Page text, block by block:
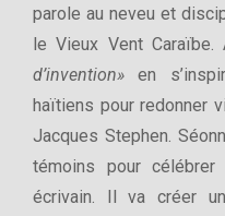
parole au neveu et
le Vieux Vent
d’invention» en
haïtiens pour redonner
Jacques Stephen.
témoins pour
écrivain. Il va créer